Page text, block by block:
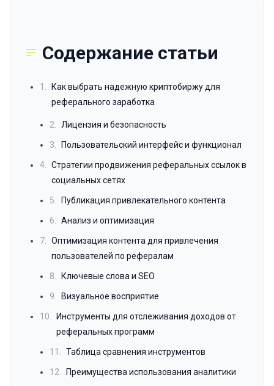
Содержание статьи
1.
Как выбрать надежную криптобиржу для
реферального заработка
2. Лицензия и безопасность
3. Пользовательский интерфейс и функционал
4.
Стратегии продвижения реферальных ссылок в
социальных сетях
5. Публикация привлекательного контента
6. Анализ и оптимизация
7.
Оптимизация контента для привлечения
пользователей по рефералам
8. Ключевые слова и SEO
9. Визуальное восприятие
10.
Инструменты для отслеживания доходов от
реферальных программ
11. Таблица сравнения инструментов
12. Преимущества использования аналитики